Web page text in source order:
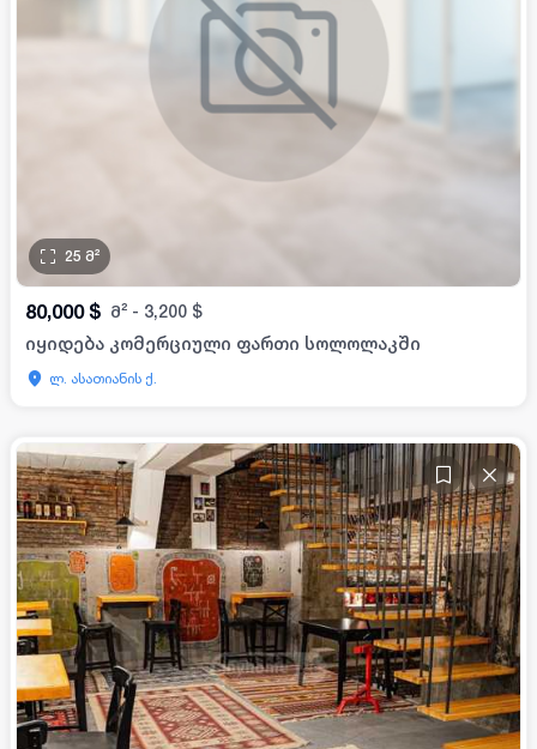
25 მ²
80,000 $ მ² - 3,200 $
იყიდება კომერციული ფართი სოლოლაკში
ლ. ასათიანის ქ.